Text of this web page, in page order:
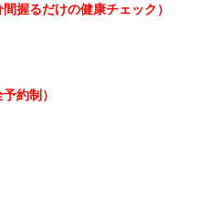
握るだけの健康チェック）
約制）